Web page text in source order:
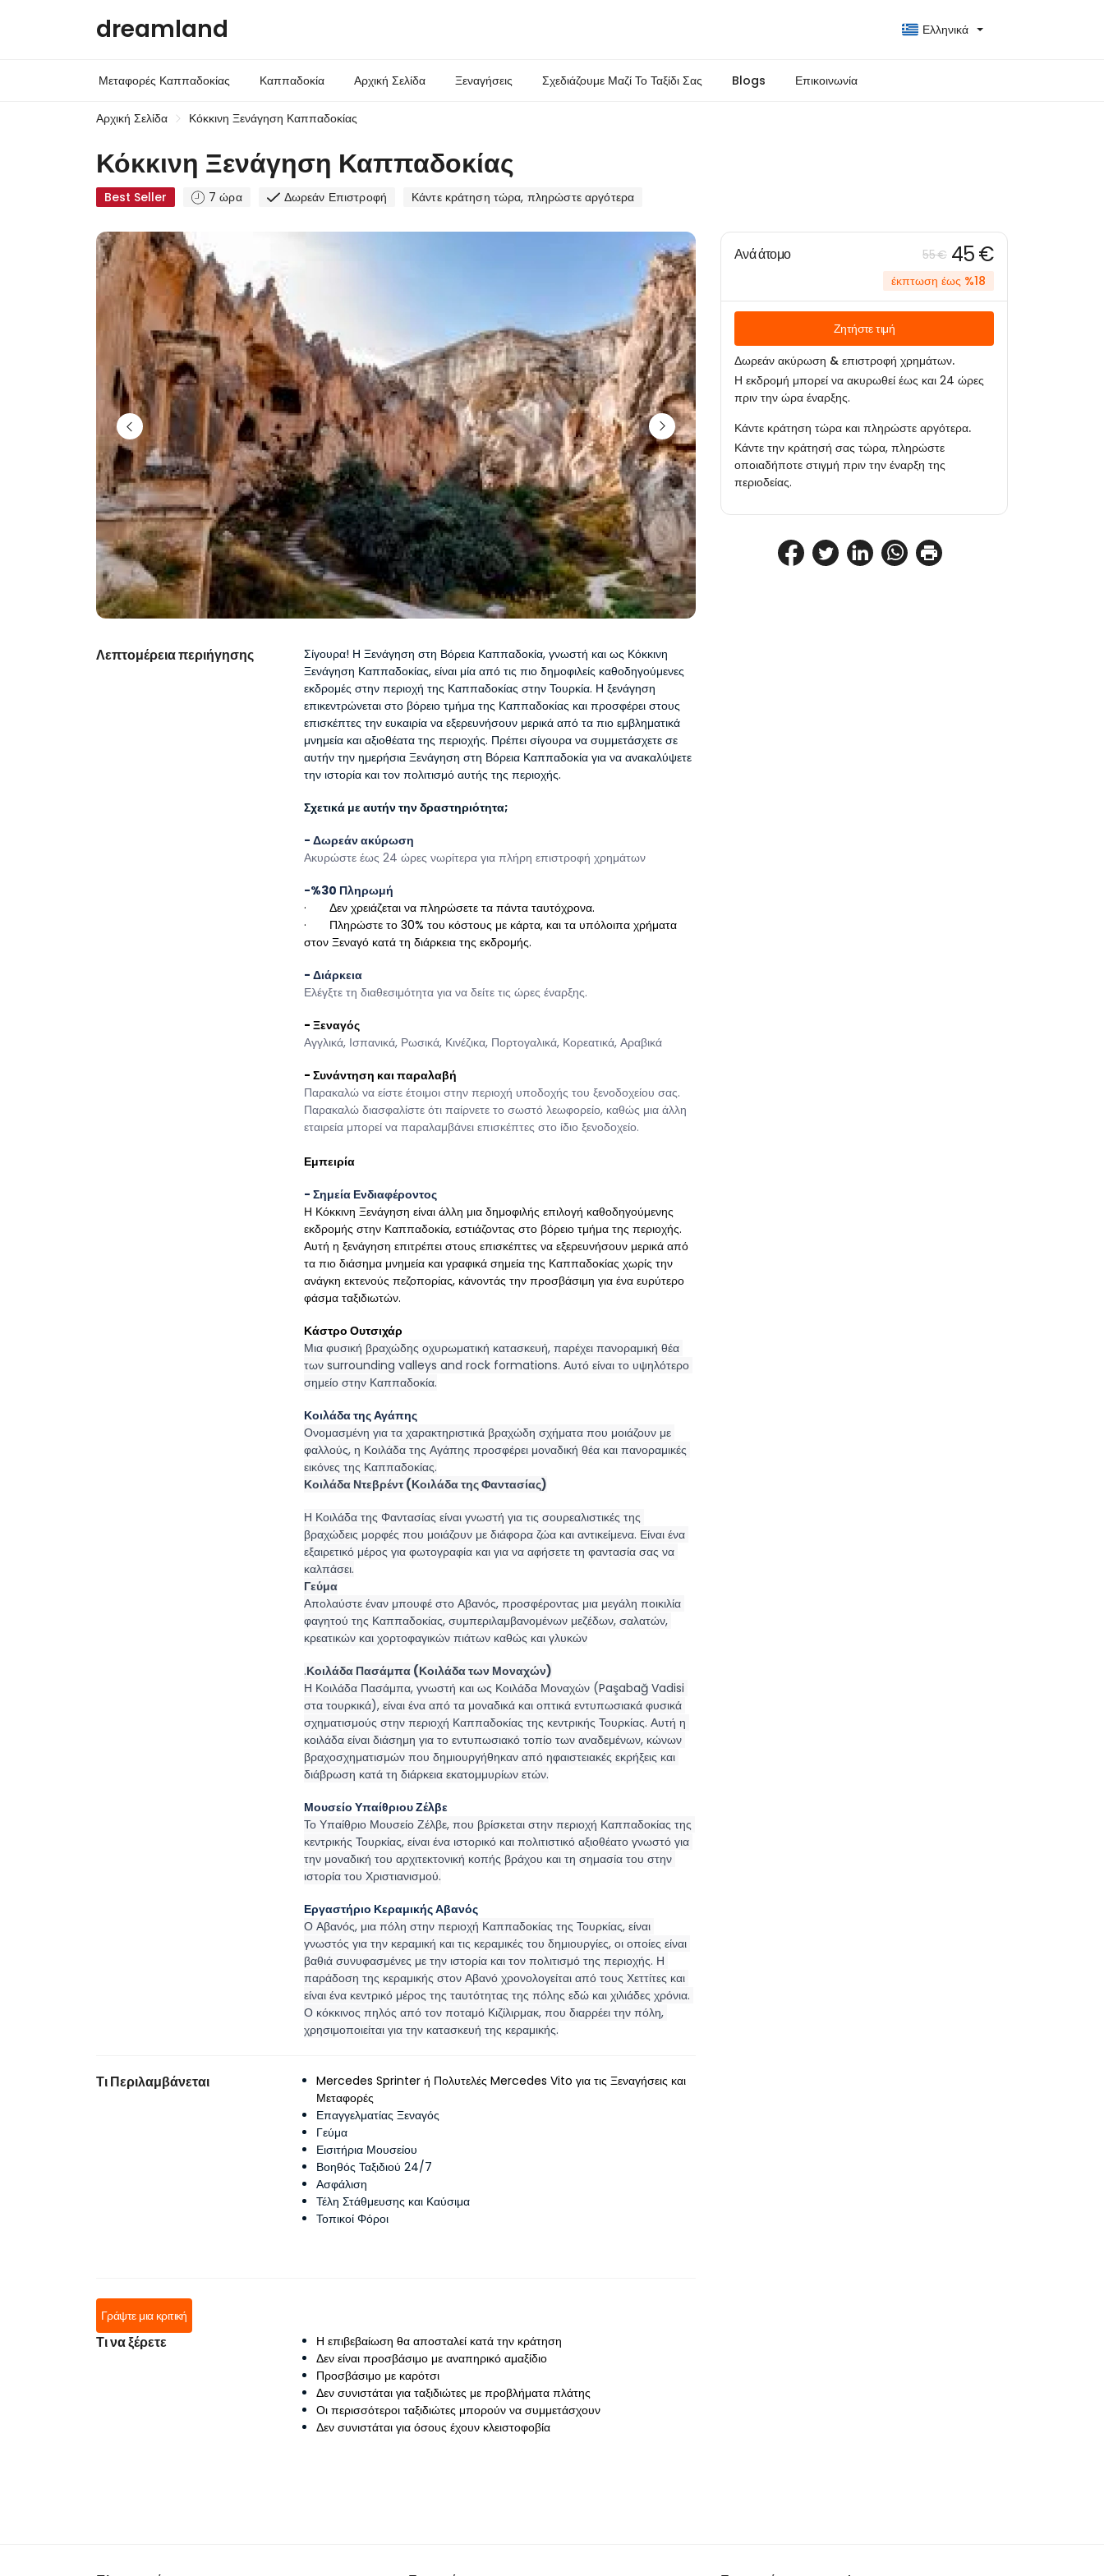
dreamland Ελληνικά
Μεταφορές Καππαδοκίας Καππαδοκία Αρχική Σελίδα Ξεναγήσεις Σχεδιάζουμε Μαζί Το Ταξίδι Σας Blogs Επικοινωνία
Αρχική Σελίδα Κόκκινη Ξενάγηση Καππαδοκίας
Κόκκινη Ξενάγηση Καππαδοκίας
Best Seller 7 ώρα Δωρεάν Επιστροφή Κάντε κράτηση τώρα, πληρώστε αργότερα
Λεπτομέρεια περιήγησης
Σίγουρα! Η Ξενάγηση στη Βόρεια Καππαδοκία, γνωστή και ως Κόκκινη
Ξενάγηση Καππαδοκίας, είναι μία από τις πιο δημοφιλείς καθοδηγούμενες
εκδρομές στην περιοχή της Καππαδοκίας στην Τουρκία. Η ξενάγηση
επικεντρώνεται στο βόρειο τμήμα της Καππαδοκίας και προσφέρει στους
επισκέπτες την ευκαιρία να εξερευνήσουν μερικά από τα πιο εμβληματικά
μνημεία και αξιοθέατα της περιοχής. Πρέπει σίγουρα να συμμετάσχετε σε
αυτήν την ημερήσια Ξενάγηση στη Βόρεια Καππαδοκία για να ανακαλύψετε
την ιστορία και τον πολιτισμό αυτής της περιοχής.
Σχετικά με αυτήν την δραστηριότητα;
- Δωρεάν ακύρωση
Ακυρώστε έως 24 ώρες νωρίτερα για πλήρη επιστροφή χρημάτων
-%30 Πληρωμή
·       Δεν χρειάζεται να πληρώσετε τα πάντα ταυτόχρονα.
·       Πληρώστε το 30% του κόστους με κάρτα, και τα υπόλοιπα χρήματα
στον Ξεναγό κατά τη διάρκεια της εκδρομής.
- Διάρκεια
Ελέγξτε τη διαθεσιμότητα για να δείτε τις ώρες έναρξης.
- Ξεναγός
Αγγλικά, Ισπανικά, Ρωσικά, Κινέζικα, Πορτογαλικά, Κορεατικά, Αραβικά
- Συνάντηση και παραλαβή
Παρακαλώ να είστε έτοιμοι στην περιοχή υποδοχής του ξενοδοχείου σας.
Παρακαλώ διασφαλίστε ότι παίρνετε το σωστό λεωφορείο, καθώς μια άλλη
εταιρεία μπορεί να παραλαμβάνει επισκέπτες στο ίδιο ξενοδοχείο.
Εμπειρία
- Σημεία Ενδιαφέροντος
Η Κόκκινη Ξενάγηση είναι άλλη μια δημοφιλής επιλογή καθοδηγούμενης
εκδρομής στην Καππαδοκία, εστιάζοντας στο βόρειο τμήμα της περιοχής.
Αυτή η ξενάγηση επιτρέπει στους επισκέπτες να εξερευνήσουν μερικά από
τα πιο διάσημα μνημεία και γραφικά σημεία της Καππαδοκίας χωρίς την
ανάγκη εκτενούς πεζοπορίας, κάνοντάς την προσβάσιμη για ένα ευρύτερο
φάσμα ταξιδιωτών.
Κάστρο Ουτσιχάρ
Μια φυσική βραχώδης οχυρωματική κατασκευή, παρέχει πανοραμική θέα
των surrounding valleys and rock formations. Αυτό είναι το υψηλότερο
σημείο στην Καππαδοκία.
Κοιλάδα της Αγάπης
Ονομασμένη για τα χαρακτηριστικά βραχώδη σχήματα που μοιάζουν με
φαλλούς, η Κοιλάδα της Αγάπης προσφέρει μοναδική θέα και πανοραμικές
εικόνες της Καππαδοκίας.
Κοιλάδα Ντεβρέντ (Κοιλάδα της Φαντασίας)
Η Κοιλάδα της Φαντασίας είναι γνωστή για τις σουρεαλιστικές της
βραχώδεις μορφές που μοιάζουν με διάφορα ζώα και αντικείμενα. Είναι ένα
εξαιρετικό μέρος για φωτογραφία και για να αφήσετε τη φαντασία σας να
καλπάσει.
Γεύμα
Απολαύστε έναν μπουφέ στο Αβανός, προσφέροντας μια μεγάλη ποικιλία
φαγητού της Καππαδοκίας, συμπεριλαμβανομένων μεζέδων, σαλατών,
κρεατικών και χορτοφαγικών πιάτων καθώς και γλυκών
.Κοιλάδα Πασάμπα (Κοιλάδα των Μοναχών)
Η Κοιλάδα Πασάμπα, γνωστή και ως Κοιλάδα Μοναχών (Paşabağ Vadisi
στα τουρκικά), είναι ένα από τα μοναδικά και οπτικά εντυπωσιακά φυσικά
σχηματισμούς στην περιοχή Καππαδοκίας της κεντρικής Τουρκίας. Αυτή η
κοιλάδα είναι διάσημη για το εντυπωσιακό τοπίο των αναδεμένων, κώνων
βραχοσχηματισμών που δημιουργήθηκαν από ηφαιστειακές εκρήξεις και
διάβρωση κατά τη διάρκεια εκατομμυρίων ετών.
Μουσείο Υπαίθριου Ζέλβε
Το Υπαίθριο Μουσείο Ζέλβε, που βρίσκεται στην περιοχή Καππαδοκίας της
κεντρικής Τουρκίας, είναι ένα ιστορικό και πολιτιστικό αξιοθέατο γνωστό για
την μοναδική του αρχιτεκτονική κοπής βράχου και τη σημασία του στην
ιστορία του Χριστιανισμού.
Εργαστήριο Κεραμικής Αβανός
Ο Αβανός, μια πόλη στην περιοχή Καππαδοκίας της Τουρκίας, είναι
γνωστός για την κεραμική και τις κεραμικές του δημιουργίες, οι οποίες είναι
βαθιά συνυφασμένες με την ιστορία και τον πολιτισμό της περιοχής. Η
παράδοση της κεραμικής στον Αβανό χρονολογείται από τους Χεττίτες και
είναι ένα κεντρικό μέρος της ταυτότητας της πόλης εδώ και χιλιάδες χρόνια.
Ο κόκκινος πηλός από τον ποταμό Κιζίλιρμακ, που διαρρέει την πόλη,
χρησιμοποιείται για την κατασκευή της κεραμικής.
Τι Περιλαμβάνεται
Mercedes Sprinter ή Πολυτελές Mercedes Vito για τις Ξεναγήσεις και
Μεταφορές
Επαγγελματίας Ξεναγός
Γεύμα
Εισιτήρια Μουσείου
Βοηθός Ταξιδιού 24/7
Ασφάλιση
Τέλη Στάθμευσης και Καύσιμα
Τοπικοί Φόροι
Γράψτε μια κριτική
Τι να ξέρετε
Η επιβεβαίωση θα αποσταλεί κατά την κράτηση
Δεν είναι προσβάσιμο με αναπηρικό αμαξίδιο
Προσβάσιμο με καρότσι
Δεν συνιστάται για ταξιδιώτες με προβλήματα πλάτης
Οι περισσότεροι ταξιδιώτες μπορούν να συμμετάσχουν
Δεν συνιστάται για όσους έχουν κλειστοφοβία
Ανά άτομο 55 € 45 €
έκπτωση έως %18
Ζητήστε τιμή
Δωρεάν ακύρωση & επιστροφή χρημάτων.
Η εκδρομή μπορεί να ακυρωθεί έως και 24 ώρες
πριν την ώρα έναρξης.
Κάντε κράτηση τώρα και πληρώστε αργότερα.
Κάντε την κράτησή σας τώρα, πληρώστε
οποιαδήποτε στιγμή πριν την έναρξη της
περιοδείας.